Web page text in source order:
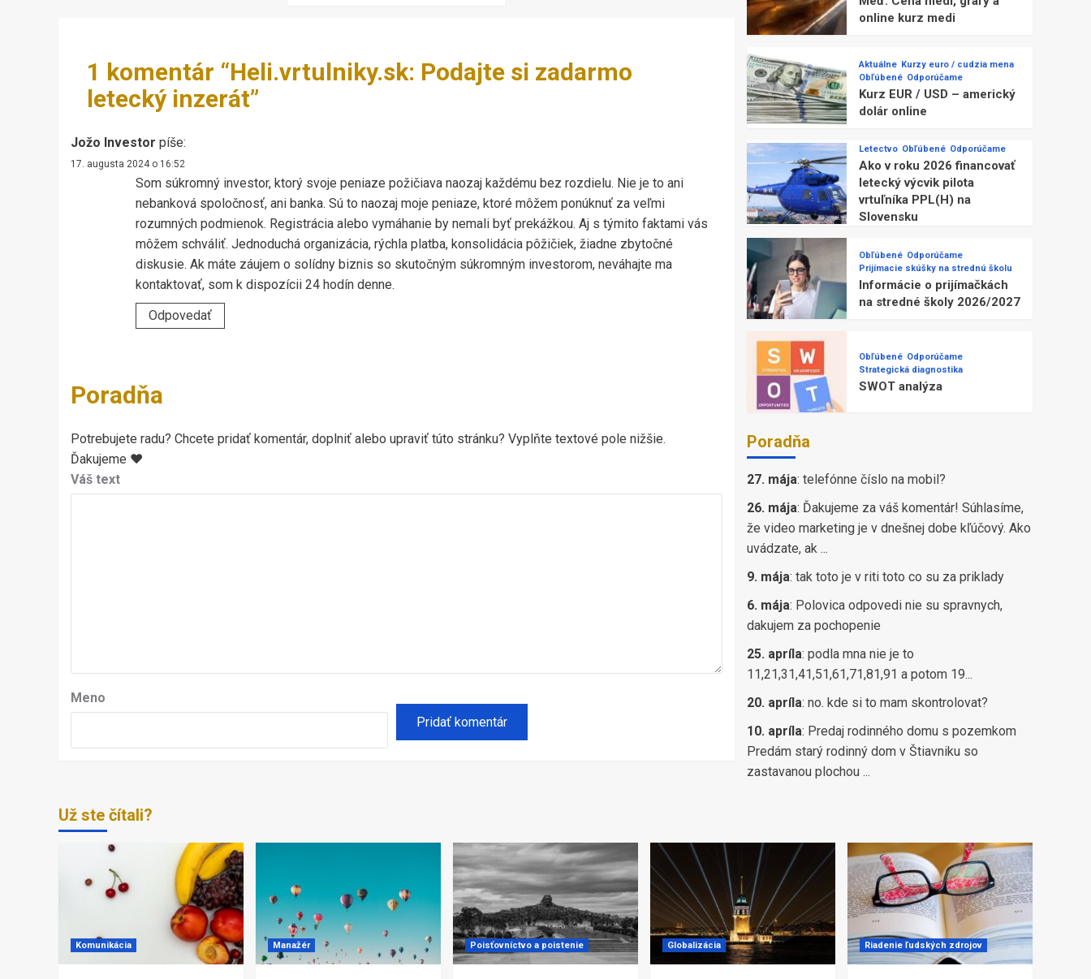
1 komentár “Heli.vrtulniky.sk: Podajte si zadarmo
letecký inzerát”
Jožo Investor píše:
17. augusta 2024 o 16:52
Som súkromný investor, ktorý svoje peniaze požičiava naozaj každému bez rozdielu. Nie je to ani
nebanková spoločnosť, ani banka. Sú to naozaj moje peniaze, ktoré môžem ponúknuť za veľmi
rozumných podmienok. Registrácia alebo vymáhanie by nemali byť prekážkou. Aj s týmito faktami vás
môžem schváliť. Jednoduchá organizácia, rýchla platba, konsolidácia pôžičiek, žiadne zbytočné
diskusie. Ak máte záujem o solídny biznis so skutočným súkromným investorom, neváhajte ma
kontaktovať, som k dispozícii 24 hodín denne.
Odpovedať
Poradňa
Potrebujete radu? Chcete pridať komentár, doplniť alebo upraviť túto stránku? Vyplňte textové pole nižšie.
Ďakujeme ♥
Váš text
Meno
online kurz medi
Aktuálne Kurzy euro / cudzia mena
Obľúbené Odporúčame
Kurz EUR / USD – americký
dolár online
Letectvo Obľúbené Odporúčame
Ako v roku 2026 financovať
letecký výcvik pilota
vrtuľníka PPL(H) na
Slovensku
Obľúbené Odporúčame
Prijímacie skúšky na strednú školu
Informácie o prijímačkách
na stredné školy 2026/2027
Obľúbené Odporúčame
Strategická diagnostika
SWOT analýza
Poradňa
27. mája: telefónne číslo na mobil?
26. mája: Ďakujeme za váš komentár! Súhlasíme,
že video marketing je v dnešnej dobe kľúčový. Ako
uvádzate, ak ...
9. mája: tak toto je v riti toto co su za priklady
6. mája: Polovica odpovedi nie su spravnych,
dakujem za pochopenie
25. apríla: podla mna nie je to
11,21,31,41,51,61,71,81,91 a potom 19...
20. apríla: no. kde si to mam skontrolovat?
10. apríla: Predaj rodinného domu s pozemkom
Predám starý rodinný dom v Štiavniku so
zastavanou plochou ...
Už ste čítali?
Komunikácia Manažér Poisťovníctvo a poistenie Globalizácia Riadenie ľudských zdrojov